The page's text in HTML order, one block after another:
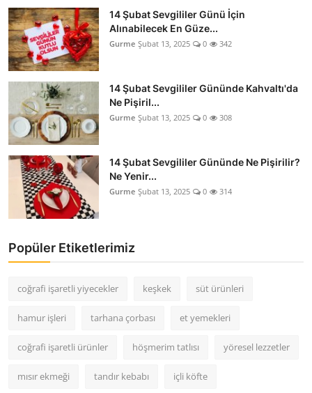
14 Şubat Sevgililer Günü İçin
Alınabilecek En Güze...
Gurme Şubat 13, 2025 0 342
14 Şubat Sevgililer Gününde Kahvaltı'da
Ne Pişiril...
Gurme Şubat 13, 2025 0 308
14 Şubat Sevgililer Gününde Ne Pişirilir?
Ne Yenir...
Gurme Şubat 13, 2025 0 314
Popüler Etiketlerimiz
coğrafi işaretli yiyecekler keşkek süt ürünleri
hamur işleri tarhana çorbası et yemekleri
coğrafi işaretli ürünler höşmerim tatlısı yöresel lezzetler
mısır ekmeği tandır kebabı içli köfte